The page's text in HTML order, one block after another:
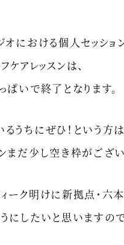
オにおける個人セッション
ケアレッスンは、
ぱいで終了となります。
うちにぜひ！という方は
まだ少し空き枠がござい
ーク明けに新拠点・六
にしたいと思いますの